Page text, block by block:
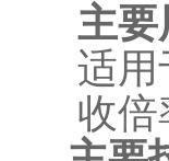
主要
适用
收倍